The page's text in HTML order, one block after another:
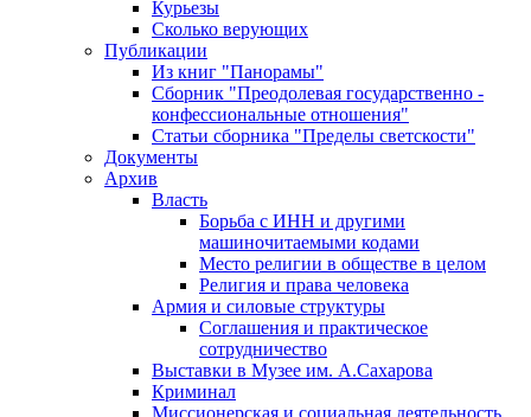
Курьезы
Сколько верующих
Публикации
Из книг "Панорамы"
Сборник "Преодолевая государственно -
конфессиональные отношения"
Статьи сборника "Пределы светскости"
Документы
Архив
Власть
Борьба с ИНН и другими
машиночитаемыми кодами
Место религии в обществе в целом
Религия и права человека
Армия и силовые структуры
Соглашения и практическое
сотрудничество
Выставки в Музее им. А.Сахарова
Криминал